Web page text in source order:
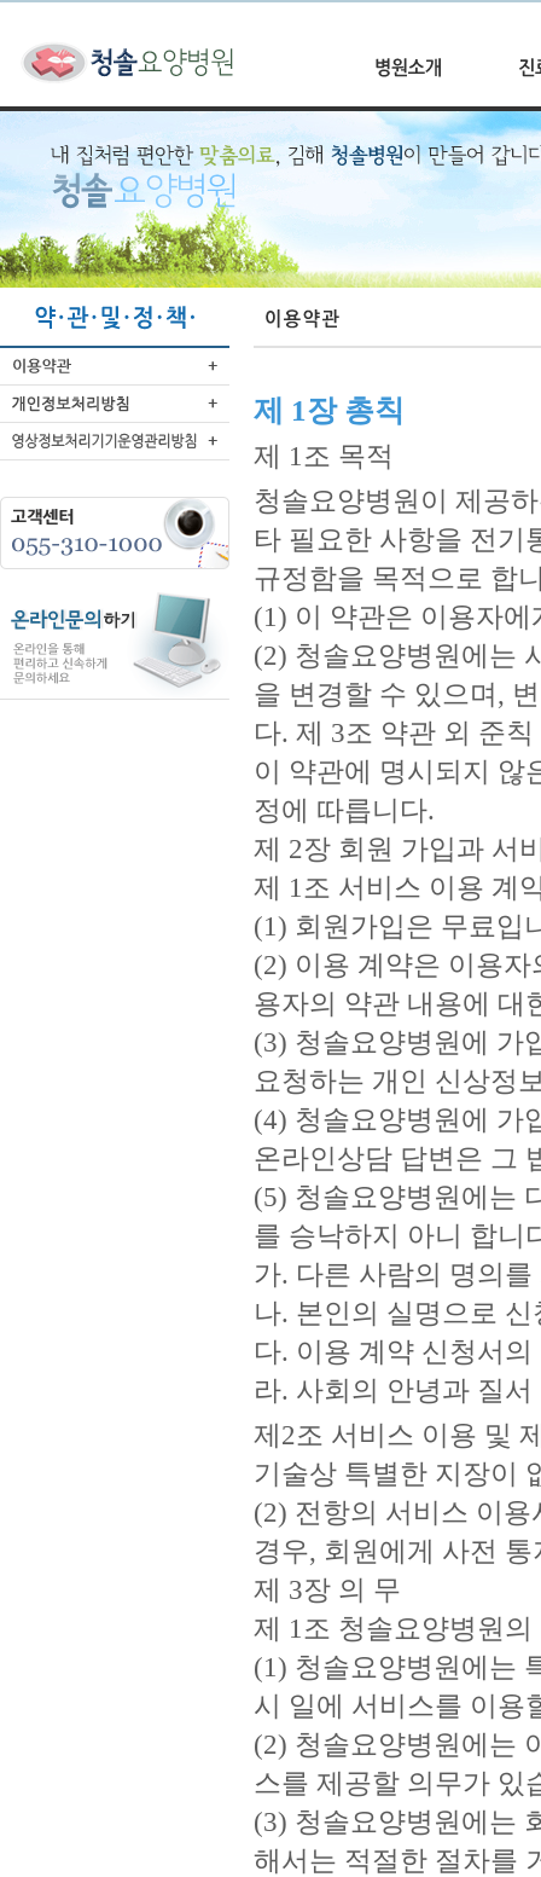
제 1장 총칙
제 1조 목적
청솔요양병원이 제공
타 필요한 사항을 전기
규정함을 목적으로 합
(1) 이 약관은 이용자
(2) 청솔요양병원에는
을 변경할 수 있으며,
다. 제 3조 약관 외 준칙
이 약관에 명시되지 않
정에 따릅니다.
제 2장 회원 가입과 서
제 1조 서비스 이용 계
(1) 회원가입은 무료입
(2) 이용 계약은 이용
용자의 약관 내용에 대
(3) 청솔요양병원에 가
요청하는 개인 신상정
(4) 청솔요양병원에 가
온라인상담 답변은 그
(5) 청솔요양병원에는
를 승낙하지 아니 합니
가. 다른 사람의 명의
나. 본인의 실명으로
다. 이용 계약 신청서
라. 사회의 안녕과 질
제2조 서비스 이용 및
기술상 특별한 지장이
(2) 전항의 서비스 이
경우, 회원에게 사전
제 3장 의 무
제 1조 청솔요양병원의
(1) 청솔요양병원에는
시 일에 서비스를 이용
(2) 청솔요양병원에는
스를 제공할 의무가 있
(3) 청솔요양병원에는
해서는 적절한 절차를